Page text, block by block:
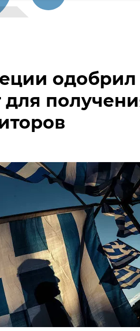
одобрил
для